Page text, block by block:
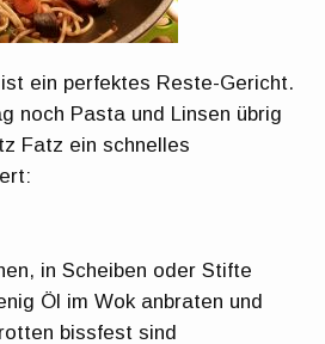
ein perfektes Reste-Gericht.
noch Pasta und Linsen übrig
Fatz ein schnelles
in Scheiben oder Stifte
Öl im Wok anbraten und
bissfest sind